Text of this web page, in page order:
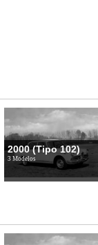
2000 (Tipo 102)
3 Modelos